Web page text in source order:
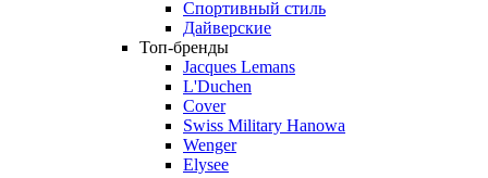
Спортивный стиль
Дайверские
Топ-бренды
Jacques Lemans
L'Duchen
Cover
Swiss Military Hanowa
Wenger
Elysee